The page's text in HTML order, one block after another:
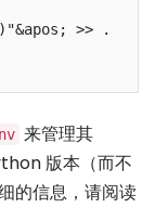
>> .
来管理其
版本（而不
的信息，请阅读